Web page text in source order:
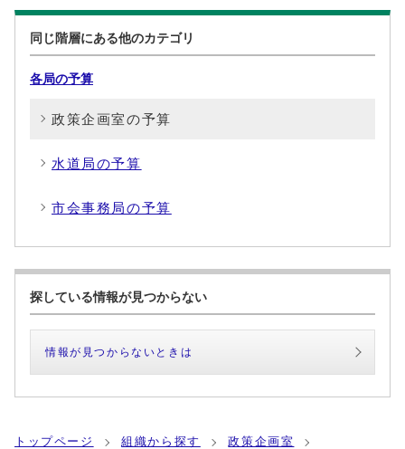
同じ階層にある他のカテゴリ
各局の予算
政策企画室の予算
水道局の予算
市会事務局の予算
探している情報が見つからない
情報が見つからないときは
トップページ 組織から探す
政策企画室